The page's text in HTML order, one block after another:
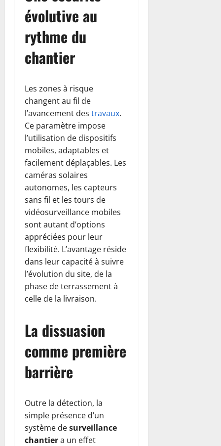
évolutive au
rythme du
chantier
Les zones à risque
changent au fil de
l’avancement des travaux.
Ce paramètre impose
l’utilisation de dispositifs
mobiles, adaptables et
facilement déplaçables. Les
caméras solaires
autonomes, les capteurs
sans fil et les tours de
vidéosurveillance mobiles
sont autant d’options
appréciées pour leur
flexibilité. L’avantage réside
dans leur capacité à suivre
l’évolution du site, de la
phase de terrassement à
celle de la livraison.
La dissuasion
comme première
barrière
Outre la détection, la
simple présence d’un
système desurveillance
chantiera un effet